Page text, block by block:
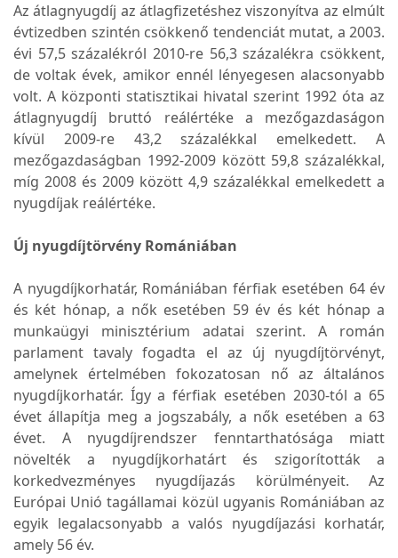
Az átlagnyugdíj az átlagfizetéshez viszonyítva az elmúlt
évtizedben szintén csökkenő tendenciát mutat, a 2003.
évi 57,5 százalékról 2010-re 56,3 százalékra csökkent,
de voltak évek, amikor ennél lényegesen alacsonyabb
volt. A központi statisztikai hivatal szerint 1992 óta az
átlagnyugdíj bruttó reálértéke a mezőgazdaságon
kívül 2009-re 43,2 százalékkal emelkedett. A
mezőgazdaságban 1992-2009 között 59,8 százalékkal,
míg 2008 és 2009 között 4,9 százalékkal emelkedett a
nyugdíjak reálértéke.
Új nyugdíjtörvény Romániában
A nyugdíjkorhatár, Romániában férfiak esetében 64 év
és két hónap, a nők esetében 59 év és két hónap a
munkaügyi minisztérium adatai szerint. A román
parlament tavaly fogadta el az új nyugdíjtörvényt,
amelynek értelmében fokozatosan nő az általános
nyugdíjkorhatár. Így a férfiak esetében 2030-tól a 65
évet állapítja meg a jogszabály, a nők esetében a 63
évet. A nyugdíjrendszer fenntarthatósága miatt
növelték a nyugdíjkorhatárt és szigorították a
korkedvezményes nyugdíjazás körülményeit. Az
Európai Unió tagállamai közül ugyanis Romániában az
egyik legalacsonyabb a valós nyugdíjazási korhatár,
amely 56 év.